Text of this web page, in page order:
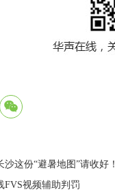
沙这份“避暑地图”请收好
标
FVS视频辅助判罚